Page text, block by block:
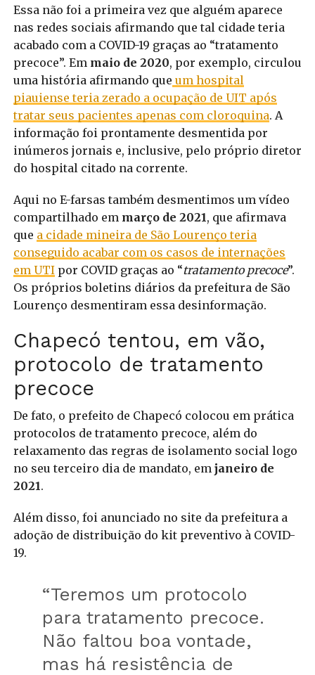
Essa não foi a primeira vez que alguém aparece
nas redes sociais afirmando que tal cidade teria
acabado com a COVID-19 graças ao “tratamento
precoce”. Em maio de 2020, por exemplo, circulou
uma história afirmando que um hospital
piauiense teria zerado a ocupação de UIT após
tratar seus pacientes apenas com cloroquina. A
informação foi prontamente desmentida por
inúmeros jornais e, inclusive, pelo próprio diretor
do hospital citado na corrente.
Aqui no E-farsas também desmentimos um vídeo
compartilhado em março de 2021, que afirmava
que a cidade mineira de São Lourenço teria
conseguido acabar com os casos de internações
em UTIpor COVID graças ao “tratamento precoce”.
Os próprios boletins diários da prefeitura de São
Lourenço desmentiram essa desinformação.
Chapecó tentou, em vão,
protocolo de tratamento
precoce
De fato, o prefeito de Chapecó colocou em prática
protocolos de tratamento precoce, além do
relaxamento das regras de isolamento social logo
no seu terceiro dia de mandato, em janeiro de
2021.
Além disso, foi anunciado no site da prefeitura a
adoção de distribuição do kit preventivo à COVID-
19.
“Teremos um protocolo
para tratamento precoce.
Não faltou boa vontade,
mas há resistência de